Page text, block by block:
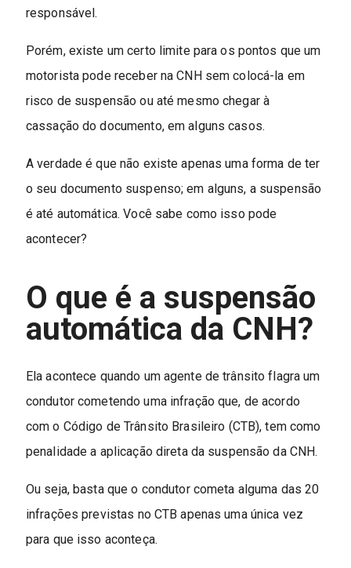
responsável.
Porém, existe um certo limite para os pontos que um
motorista pode receber na CNH sem colocá-la em
risco de suspensão ou até mesmo chegar à
cassação do documento, em alguns casos.
A verdade é que não existe apenas uma forma de ter
o seu documento suspenso; em alguns, a suspensão
é até automática. Você sabe como isso pode
acontecer?
O que é a suspensão
automática da CNH?
Ela acontece quando um agente de trânsito flagra um
condutor cometendo uma infração que, de acordo
com o Código de Trânsito Brasileiro (CTB), tem como
penalidade a aplicação direta da suspensão da CNH.
Ou seja, basta que o condutor cometa alguma das 20
infrações previstas no CTB apenas uma única vez
para que isso aconteça.